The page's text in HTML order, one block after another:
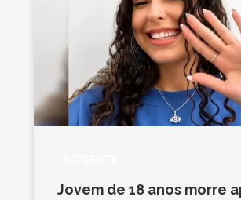
Jovem de 18 anos morre